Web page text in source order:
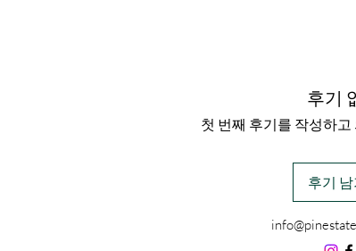
후기
첫 번째 후기를 작성하
후기